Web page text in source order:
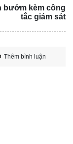
bướm kèm công
tắc giám sát
Thêm bình luận